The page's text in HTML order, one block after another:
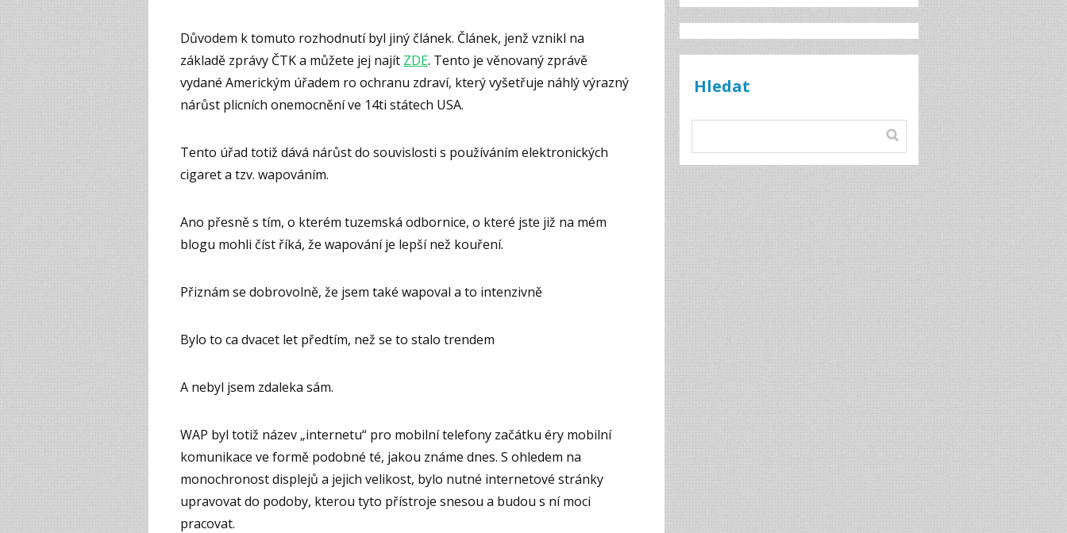
Důvodem k tomuto rozhodnutí byl jiný článek. Článek, jenž vznikl na
základě zprávy ČTK a můžete jej najít ZDE. Tento je věnovaný zprávě
vydané Americkým úřadem ro ochranu zdraví, který vyšetřuje náhlý výrazný
nárůst plicních onemocnění ve 14ti státech USA.
Tento úřad totiž dává nárůst do souvislosti s používáním elektronických
cigaret a tzv. wapováním.
Ano přesně s tím, o kterém tuzemská odbornice, o které jste již na mém
blogu mohli číst říká, že wapování je lepší než kouření.
Přiznám se dobrovolně, že jsem také wapoval a to intenzivně
Bylo to ca dvacet let předtím, než se to stalo trendem
A nebyl jsem zdaleka sám.
WAP byl totiž název „internetu“ pro mobilní telefony začátku éry mobilní
komunikace ve formě podobné té, jakou známe dnes. S ohledem na
monochronost displejů a jejich velikost, bylo nutné internetové stránky
upravovat do podoby, kterou tyto přístroje snesou a budou s ní moci
pracovat.
Hledat